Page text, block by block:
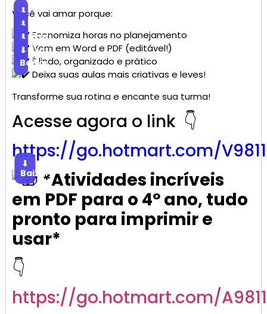
Você vai amar porque:
⬇
Baixar
Economiza horas no planejamento
⬇
Baixar
Vem em Word e PDF (editável!)
⬇
Baixar
É lindo, organizado e prático
⬇
Baixar
Deixa suas aulas mais criativas e leves!
Transforme sua rotina e encante sua turma!
Acesse agora o link 👇
https://go.hotmart.com/
⬇
Baixar*Atividades incríveis
em PDF para o 4º ano, tudo
pronto para imprimir e
usar*
👇
https://go.hotmart.com/